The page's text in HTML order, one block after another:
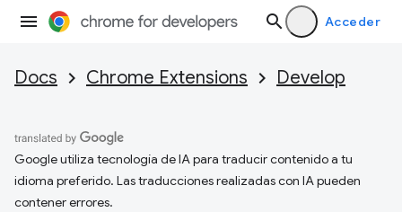
Acceder
Docs Chrome Extensions Develop
Google utiliza tecnología de IA para traducir contenido a tu
idioma preferido. Las traducciones realizadas con IA pueden
contener errores.